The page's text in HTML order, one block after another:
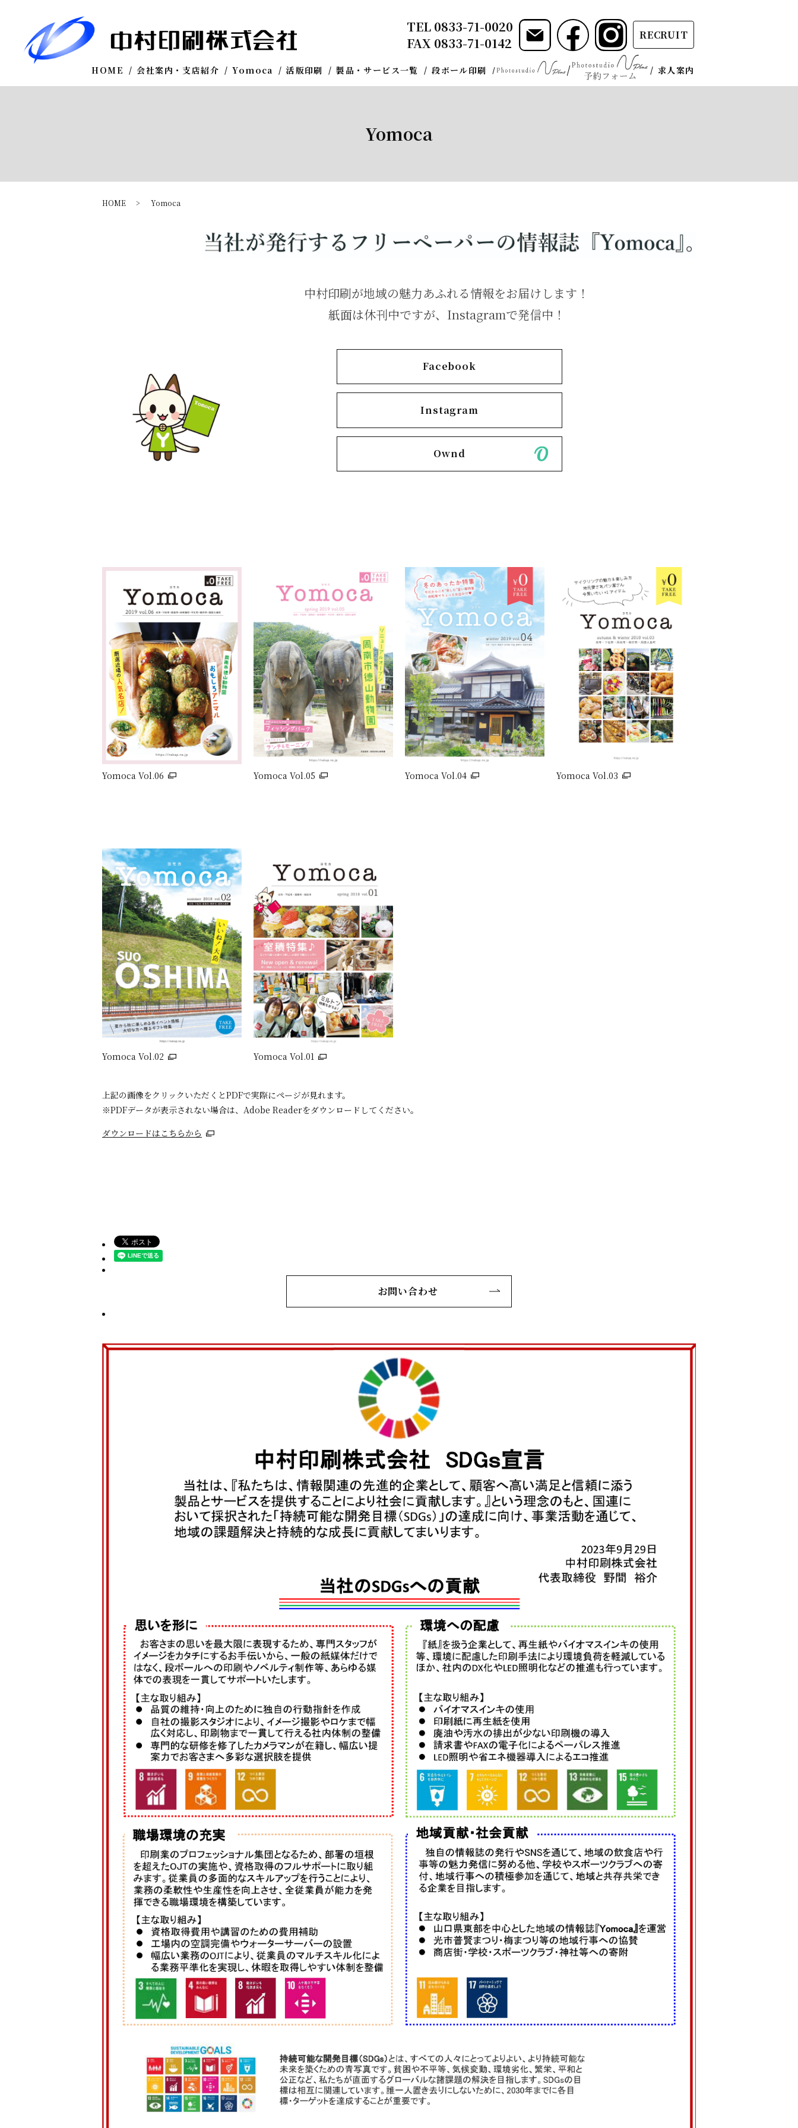
HOME 会社案内・支店紹介 Yomoca 活版印刷 製品・サービス一覧 段ボール印刷 求人案内
TEL 0833-71-0020
FAX 0833-71-0142
RECRUIT
Yomoca
HOME Yomoca
中村印刷が地域の魅力あふれる情報をお届けします！
紙面は休刊中ですが、Instagramで発信中！
Facebook
Instagram
Ownd
Yomoca Vol.06 Yomoca Vol.05 Yomoca Vol.04 Yomoca Vol.03
Yomoca Vol.02 Yomoca Vol.01
上記の画像をクリックいただくとPDFで実際にページが見れます。
※PDFデータが表示されない場合は、Adobe Readerをダウンロードしてください。
ダウンロードはこちらから
お問い合わせ